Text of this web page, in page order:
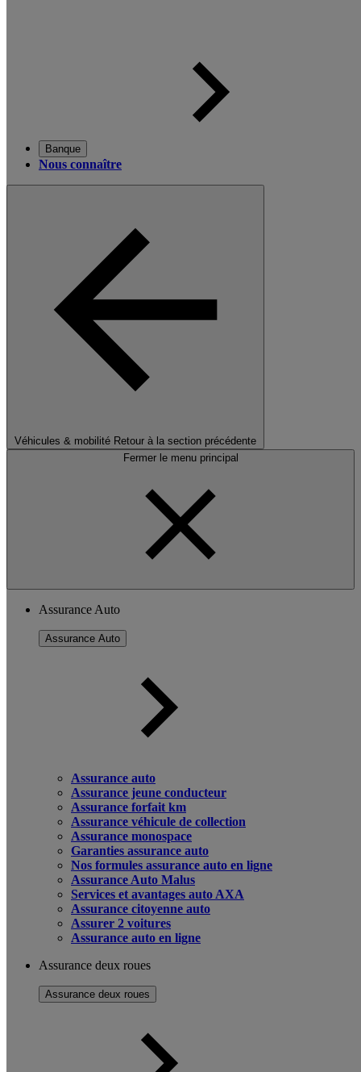
Banque
Nous connaître
Véhicules & mobilité Retour à la section précédente
Fermer le menu principal
Assurance Auto
Assurance Auto
Assurance auto
Assurance jeune conducteur
Assurance forfait km
Assurance véhicule de collection
Assurance monospace
Garanties assurance auto
Nos formules assurance auto en ligne
Assurance Auto Malus
Services et avantages auto AXA
Assurance citoyenne auto
Assurer 2 voitures
Assurance auto en ligne
Assurance deux roues
Assurance deux roues